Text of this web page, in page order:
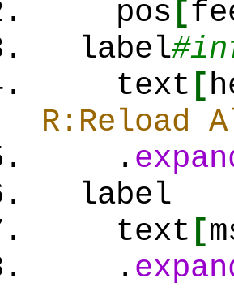
pos [
label
text [
R:Reload
.
label
text [
.